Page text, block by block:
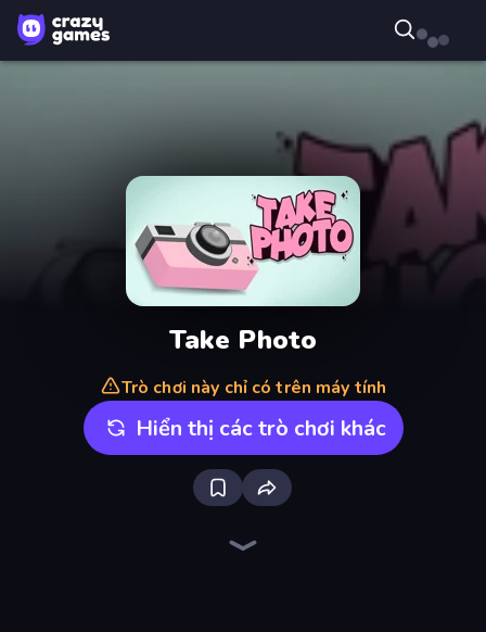
Take Photo
Trò chơi này chỉ có trên máy tính
Hiển thị các trò chơi khác